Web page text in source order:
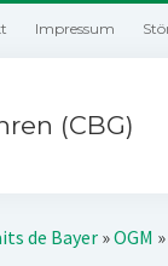
Impressum
(CBG)
de Bayer »OGM »